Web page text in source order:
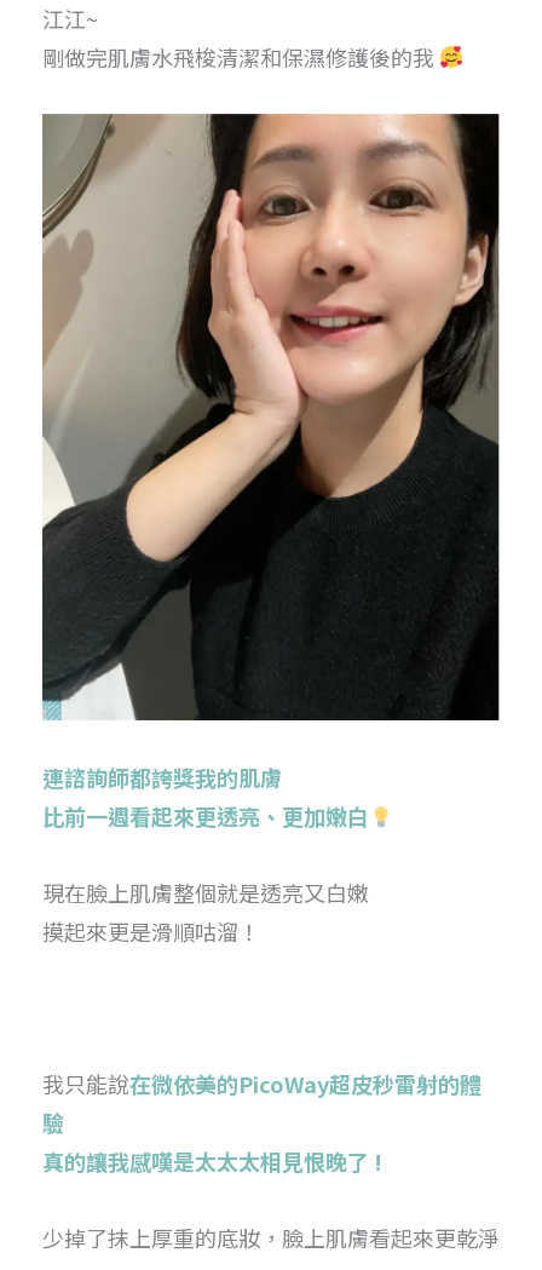
江江~
剛做完肌膚水飛梭清潔和保濕修護後的我
連諮詢師都誇獎我的肌膚
比前一週看起來更透亮、更加嫩白
現在臉上肌膚整個就是透亮又白嫩
摸起來更是滑順咕溜！
我只能說在微依美的PicoWay超皮秒雷射的體
驗
真的讓我感嘆是太太太相見恨晚了 !
少掉了抹上厚重的底妝，臉上肌膚看起來更乾淨